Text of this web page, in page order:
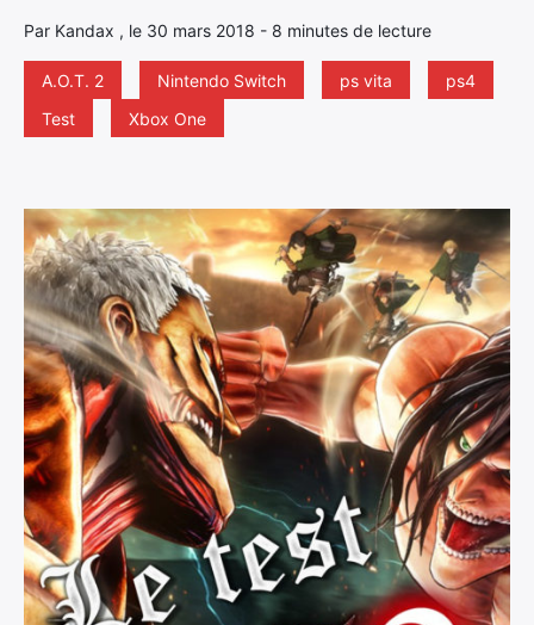
Par Kandax , le 30 mars 2018 - 8 minutes de lecture
A.O.T. 2 Nintendo Switch ps vita
ps4
Test
Xbox One